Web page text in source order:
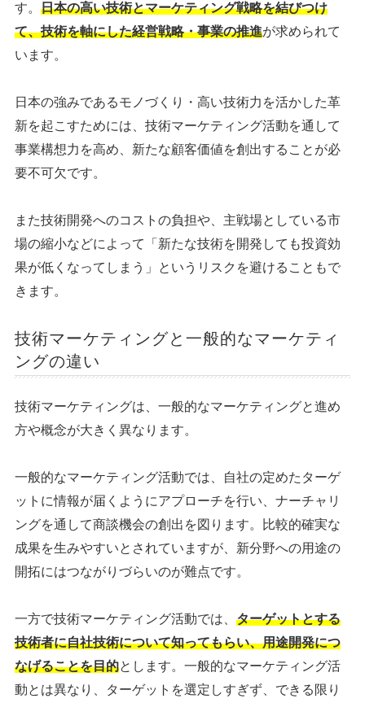
す。 日本の高い技術とマーケティング戦略を結びつけ
て、技術を軸にした経営戦略・事業の推進が求められて
います。
日本の強みであるモノづくり・高い技術力を活かした革
新を起こすためには、技術マーケティング活動を通して
事業構想力を高め、新たな顧客価値を創出することが必
要不可欠です。
また技術開発へのコストの負担や、主戦場としている市
場の縮小などによって「新たな技術を開発しても投資効
果が低くなってしまう」というリスクを避けることもで
きます。
技術マーケティングと一般的なマーケティ
ングの違い
技術マーケティングは、一般的なマーケティングと進め
方や概念が大きく異なります。
一般的なマーケティング活動では、自社の定めたターゲ
ットに情報が届くようにアプローチを行い、ナーチャリ
ングを通して商談機会の創出を図ります。比較的確実な
成果を生みやすいとされていますが、新分野への用途の
開拓にはつながりづらいのが難点です。
一方で技術マーケティング活動では、 ターゲットとする
技術者に自社技術について知ってもらい、用途開発につ
なげることを目的とします。一般的なマーケティング活
動とは異なり、ターゲットを選定しすぎず、できる限り